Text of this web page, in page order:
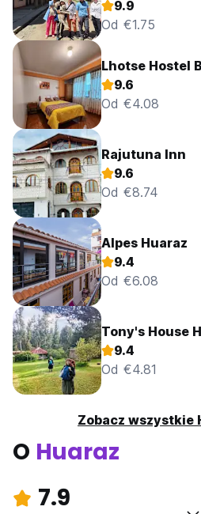
Huaraz
9.9
Od €1.75
Lhotse Hostel
9.6
Od €4.08
Rajutuna Inn
9.6
Od €8.74
Alpes Huaraz
9.4
Od €6.08
Tony's House
9.4
Od €4.81
Zobacz wszystkie
O Huaraz
7.9